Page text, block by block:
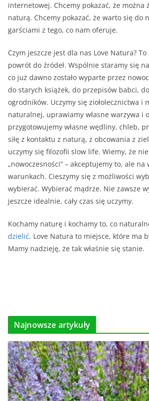
internetowej. Chcemy pokazać, że można
naturą. Chcemy pokazać, że warto się do
garściami z tego, co nam oferuje.
Czym jeszcze jest dla nas Love Natura?
powrót do źródeł. Wspólnie staramy się
co już dawno zostało wyparte przez
do starych książek, do przepisów babci,
ogrodników. Uczymy się ziołolecznictwa i
naturalnej, uprawiamy własne warzywa i
przygotowujemy własne wędliny, chleb,
siłę z kontaktu z naturą, z obcowania z
uczymy się filozofii slow life. Wiemy, że
„nowoczesności” – akceptujemy to, ale na
warunkach. Cieszymy się z możliwości
wybierać. Wybierać mądrze. Nie zawsze
jeszcze idealnie, cały czas się uczymy.
Kochamy naturę i kochamy to, co
dzielić. Love Natura to miejsce, które ma
Mamy nadzieję, że tak właśnie się stanie.
Najnowsze artykuły